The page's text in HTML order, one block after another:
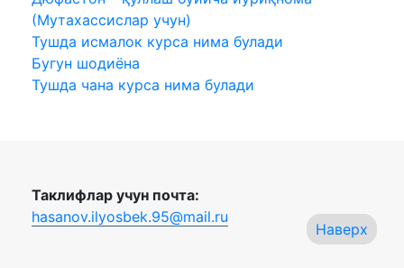
(Мутахассислар учун)
Тушда исмалок курса нима булади
Бугун шодиёна
Тушда чана курса нима булади
Наверх
Таклифлар учун почта:
hasanov.ilyosbek.95@mail.ru